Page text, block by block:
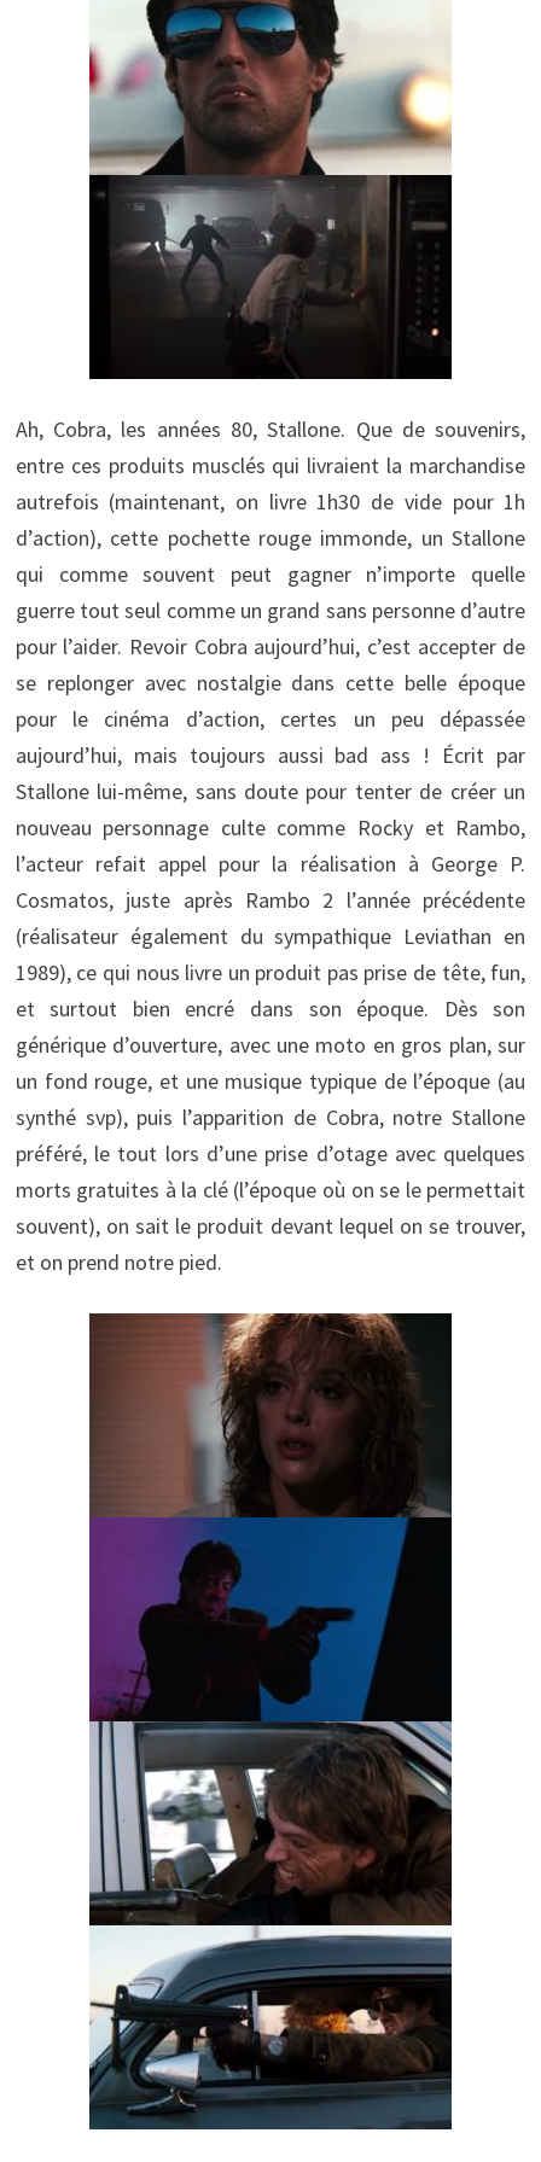
Ah, Cobra, les années 80, Stallone. Que de souvenirs,
entre ces produits musclés qui livraient la marchandise
autrefois (maintenant, on livre 1h30 de vide pour 1h
d’action), cette pochette rouge immonde, un Stallone
qui comme souvent peut gagner n’importe quelle
guerre tout seul comme un grand sans personne d’autre
pour l’aider. Revoir Cobra aujourd’hui, c’est accepter de
se replonger avec nostalgie dans cette belle époque
pour le cinéma d’action, certes un peu dépassée
aujourd’hui, mais toujours aussi bad ass ! Écrit par
Stallone lui-même, sans doute pour tenter de créer un
nouveau personnage culte comme Rocky et Rambo,
l’acteur refait appel pour la réalisation à George P.
Cosmatos, juste après Rambo 2 l’année précédente
(réalisateur également du sympathique Leviathan en
1989), ce qui nous livre un produit pas prise de tête, fun,
et surtout bien encré dans son époque. Dès son
générique d’ouverture, avec une moto en gros plan, sur
un fond rouge, et une musique typique de l’époque (au
synthé svp), puis l’apparition de Cobra, notre Stallone
préféré, le tout lors d’une prise d’otage avec quelques
morts gratuites à la clé (l’époque où on se le permettait
souvent), on sait le produit devant lequel on se trouver,
et on prend notre pied.